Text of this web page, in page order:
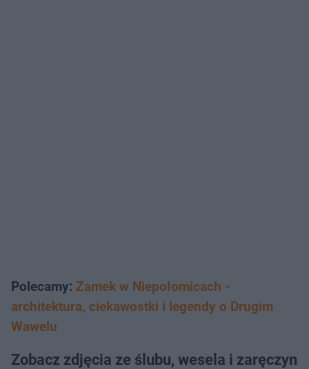
Polecamy: Zamek w Niepołomicach -
architektura, ciekawostki i legendy o Drugim
Wawelu
Zobacz zdjęcia ze ślubu, wesela i zaręczyn